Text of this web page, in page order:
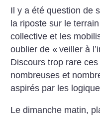
Il y a été question de
la riposte sur le
collective et les
oublier de « veiller à
Discours trop rare
nombreuses et
aspirés par les
Le dimanche matin,